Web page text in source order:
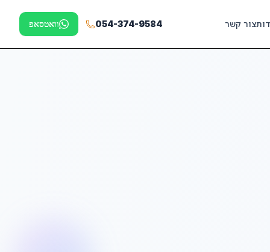
צור קשר 054-374-9584 וואטסאפ